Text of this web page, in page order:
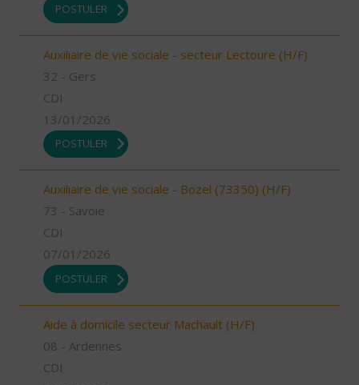
POSTULER
Auxiliaire de vie sociale - secteur Lectoure (H/F)
32 - Gers
CDI
13/01/2026
POSTULER
Auxiliaire de vie sociale - Bozel (73350) (H/F)
73 - Savoie
CDI
07/01/2026
POSTULER
Aide à domicile secteur Machault (H/F)
08 - Ardennes
CDI